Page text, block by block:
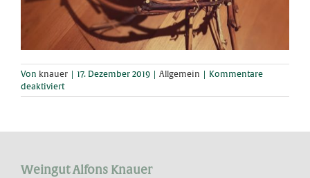
Von knauer 17. Dezember 2019 Allgemein
Kommentare
deaktiviertfür
Gutschein
Weingut Alfons Knauer